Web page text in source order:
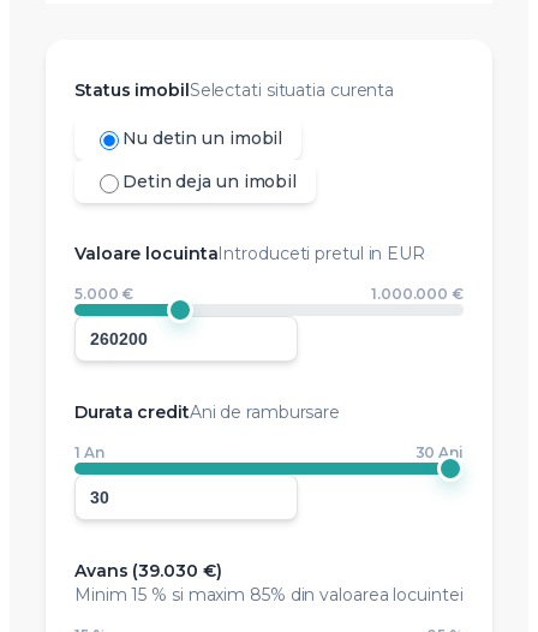
Status imobilSelectati situatia curenta
Nu detin un imobil
Detin deja un imobil
Valoare locuintaIntroduceti pretul in EUR
5.000 € 1.000.000 €
Durata creditAni de rambursare
1 An 30 Ani
Avans (39.030 €)
Minim15 % si maxim 85% din valoarea locuintei